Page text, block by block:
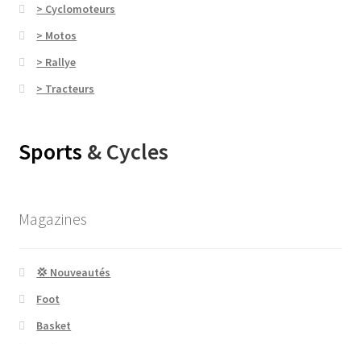
> Cyclomoteurs
> Motos
> Rallye
> Tracteurs
Sports & Cycles
Magazines
💢 Nouveautés
Foot
Basket